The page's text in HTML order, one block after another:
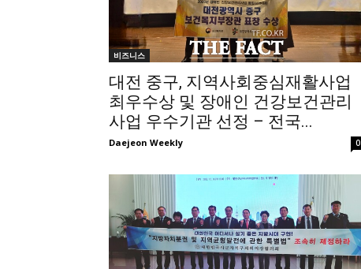
비즈니스
대전 중구, 지역사회중심재활사업
최우수상 및 장애인 건강보건관리
사업 우수기관 선정 – 전국...
Daejeon Weekly 0